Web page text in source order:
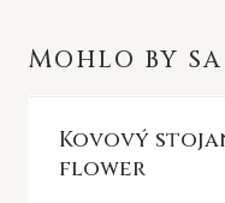
MOHLO BY
Kovový
flower